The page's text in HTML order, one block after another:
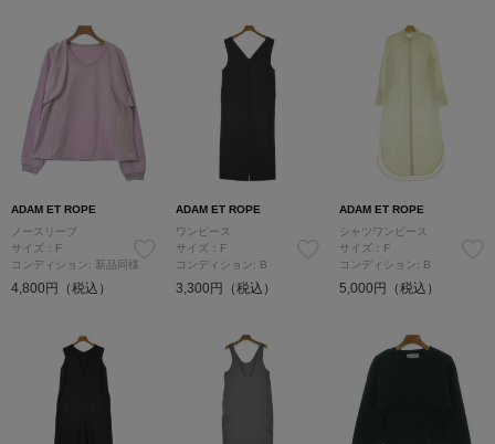
ADAM ET ROPE
ノースリーブ
サイズ：F
コンディション: 新品同様
4,800円（税込）
ADAM ET ROPE
ワンピース
サイズ：F
コンディション: B
3,300円（税込）
ADAM ET ROPE
シャツワンピース
サイズ：F
コンディション: B
5,000円（税込）